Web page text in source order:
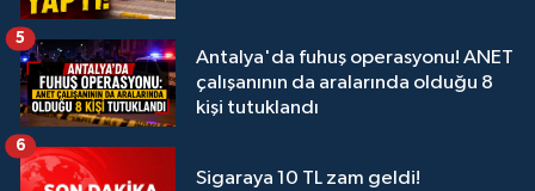
Antalya'da fuhuş operasyonu! ANET
çalışanının da aralarında olduğu 8
kişi tutuklandı
5
Sigaraya 10 TL zam geldi!
6